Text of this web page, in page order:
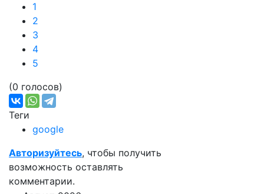
1
2
3
4
5
(0 голосов)
Теги
google
Авторизуйтесь, чтобы получить
возможность оставлять
комментарии.